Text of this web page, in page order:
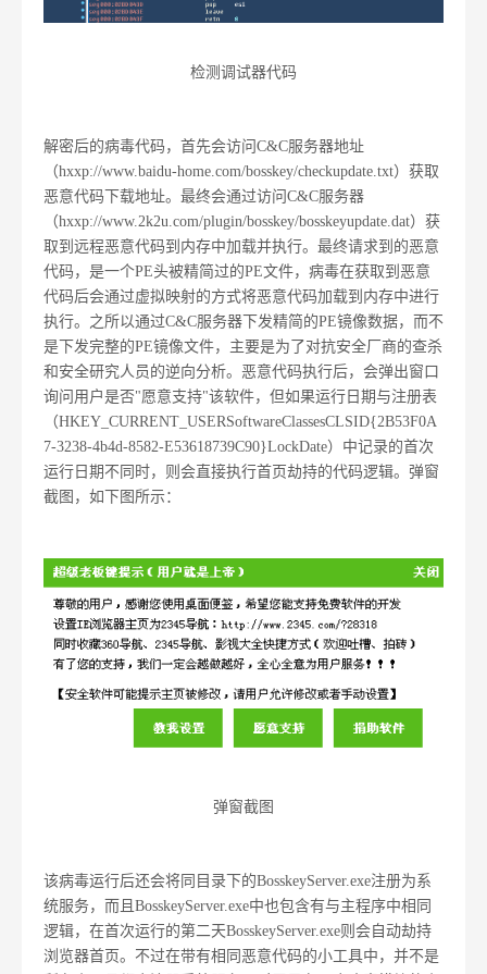
检测调试器代码
解密后的病毒代码，首先会访问C&C服务器地址
（hxxp://www.baidu-home.com/bosskey/checkupdate.txt）获取
恶意代码下载地址。最终会通过访问C&C服务器
（hxxp://www.2k2u.com/plugin/bosskey/bosskeyupdate.dat）获
取到远程恶意代码到内存中加载并执行。最终请求到的恶意
代码，是一个PE头被精简过的PE文件，病毒在获取到恶意
代码后会通过虚拟映射的方式将恶意代码加载到内存中进行
执行。之所以通过C&C服务器下发精简的PE镜像数据，而不
是下发完整的PE镜像文件，主要是为了对抗安全厂商的查杀
和安全研究人员的逆向分析。恶意代码执行后，会弹出窗口
询问用户是否"愿意支持"该软件，但如果运行日期与注册表
（HKEY_CURRENT_USERSoftwareClassesCLSID{2B53F0A
7-3238-4b4d-8582-E53618739C90}LockDate）中记录的首次
运行日期不同时，则会直接执行首页劫持的代码逻辑。弹窗
截图，如下图所示：
弹窗截图
该病毒运行后还会将同目录下的BosskeyServer.exe注册为系
统服务，而且BosskeyServer.exe中也包含有与主程序中相同
逻辑，在首次运行的第二天BosskeyServer.exe则会自动劫持
浏览器首页。不过在带有相同恶意代码的小工具中，并不是